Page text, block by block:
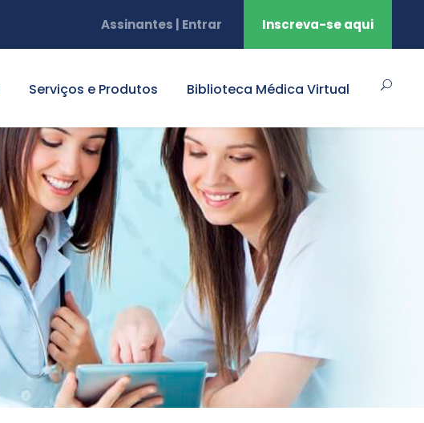
Assinantes | Entrar Inscreva-se aqui
Serviços e Produtos Biblioteca Médica Virtual